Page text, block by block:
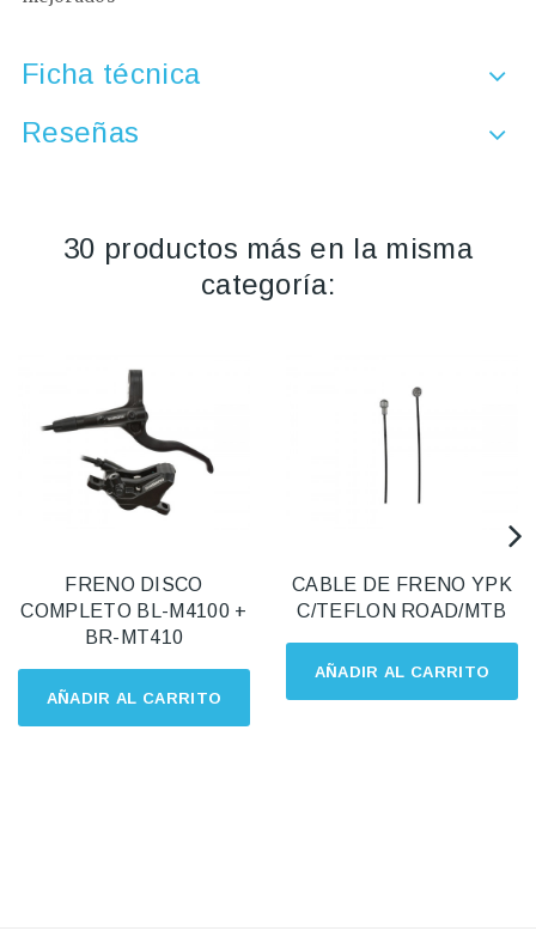
Ficha técnica
Reseñas
30 productos más en la misma
categoría:
AÑADIR AL CARRITO
FRENO DISCO
COMPLETO BL-M4100 +
BR-MT410
AÑADIR AL CARRITO
CABLE DE FRENO YPK
C/TEFLON ROAD/MTB